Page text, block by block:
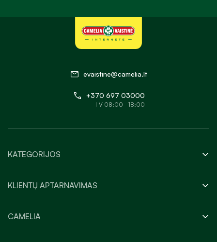
evaistine@camelia.lt
+370 697 03000
I-V 08:00 - 18:00
KATEGORIJOS
KLIENTŲ APTARNAVIMAS
CAMELIA